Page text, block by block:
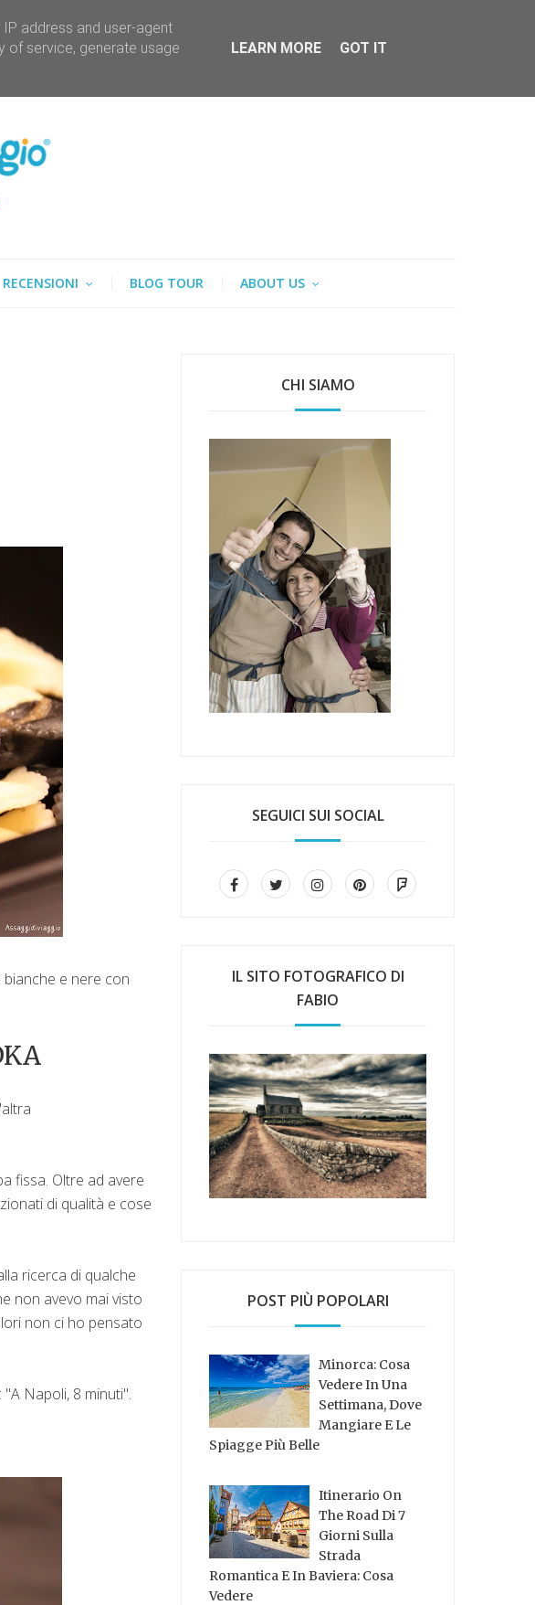
RECENSIONI BLOG TOUR ABOUT US
e nere con
fissa. Oltre ad avere
di qualità e cose
ricerca di qualche
non avevo mai visto
non ci ho pensato
Napoli, 8 minuti".
CHI SIAMO
SEGUICI SUI SOCIAL
IL SITO FOTOGRAFICO DI
FABIO
POST PIÙ POPOLARI
Minorca: Cosa
Vedere In Una
Settimana, Dove
Mangiare E Le
Spiagge Più Belle
Itinerario On
The Road Di 7
Giorni Sulla
Strada
Romantica E In Baviera: Cosa
Vedere
address and user-agent
of service, generate usage
LEARN MORE GOT IT